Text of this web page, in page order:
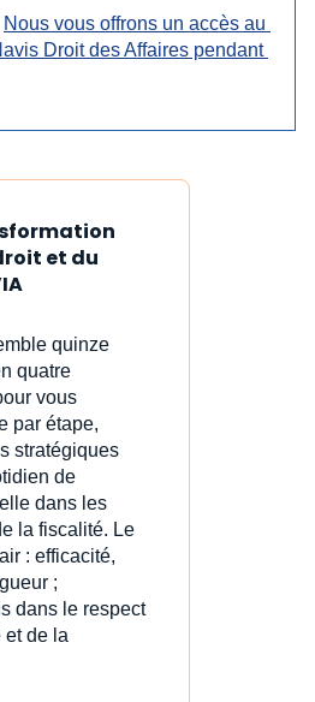
Nous vous offrons un accès au
Droit des Affaires pendant
et du
quinze
quatre
vous
par étape,
stratégiques
de
dans les
la fiscalité. Le
: efficacité,
;
dans le respect
et de la